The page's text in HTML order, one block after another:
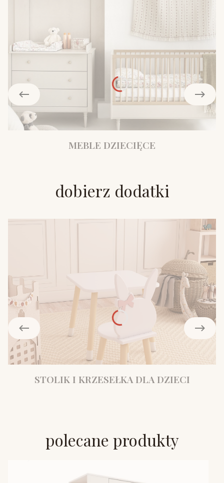
MEBLE DZIECIĘCE
dobierz dodatki
STOLIK I KRZESEŁKA DLA DZIECI
polecane produkty